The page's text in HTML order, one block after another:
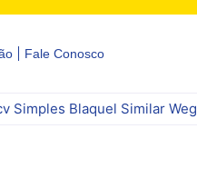
Fale Conosco
Simples Blaquel Similar Weg